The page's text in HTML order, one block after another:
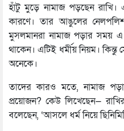
হাঁটু মুড়ে নামাজ পড়ছেন রাখি।
কারণে। তার আঙুলের
মুসলমানরা নামাজ পড়ার সময় এ
থাকেন। এটিই ধর্মীয় নিয়ম। কিন্তু
অনেকে।
তাদের কারও মতে, নামাজ
প্রয়োজন? কেউ লিখেছেন—
বলেছেন, ‘আসলে ধর্ম নিয়ে